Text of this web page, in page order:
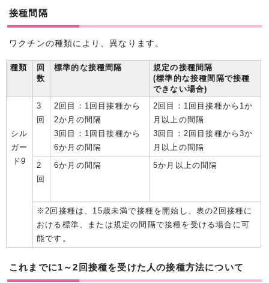
接種間隔
ワクチンの種類により、異なります。
種類
回
数
標準的な接種間隔
規定の接種間隔
(標準的な接種間隔で接種
できない場合)
シル
ガー
ド9
3
回
2回目：1回目接種から
2か月の間隔
3回目：1回目接種から
6か月の間隔
2回目：1回目接種から1か
月以上の間隔
3回目：2回目接種から3か
月以上の間隔
2
回
6か月の間隔 5か月以上の間隔
※2回接種は、15歳未満で接種を開始し、表の2回接種に
おける標準、または規定の間隔で接種を受ける場合に可
能です。
これまでに1～2回接種を受けた人の接種方法について